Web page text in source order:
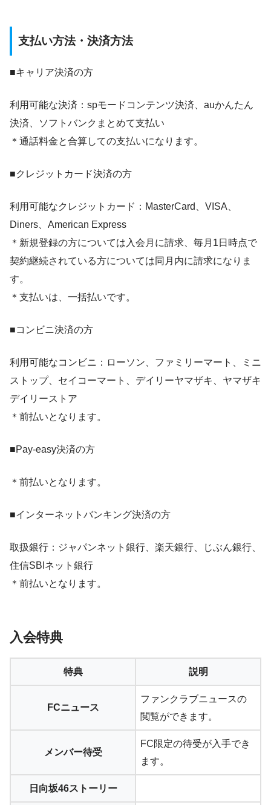
支払い方法・決済方法
■キャリア決済の方
利用可能な決済：spモードコンテンツ決済、auかんたん
決済、ソフトバンクまとめて支払い
＊通話料金と合算しての支払いになります。
■クレジットカード決済の方
利用可能なクレジットカード：MasterCard、VISA、
Diners、American Express
＊新規登録の方については入会月に請求、毎月1日時点で
契約継続されている方については同月内に請求になりま
す。
＊支払いは、一括払いです。
■コンビニ決済の方
利用可能なコンビニ：ローソン、ファミリーマート、ミニ
ストップ、セイコーマート、デイリーヤマザキ、ヤマザキ
デイリーストア
＊前払いとなります。
■Pay-easy決済の方
＊前払いとなります。
■インターネットバンキング決済の方
取扱銀行：ジャパンネット銀行、楽天銀行、じぶん銀行、
住信SBIネット銀行
＊前払いとなります。
入会特典
特典 説明
FCニュース
ファンクラブニュースの
閲覧ができます。
メンバー待受
FC限定の待受が入手でき
ます。
日向坂46ストーリー